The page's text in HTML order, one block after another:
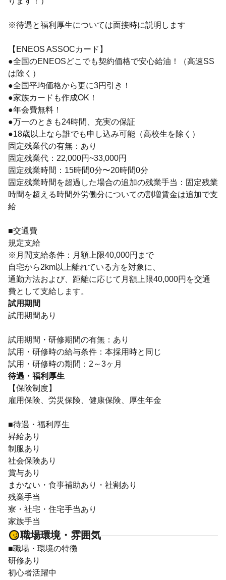
※待遇と福利厚生については面接時に説明します
【ENEOS ASSOCカード】
●全国のENEOSどこでも契約価格で安心給油！（高速SS
は除く）
●全国平均価格から更に3円引き！
●家族カードも作成OK！
●年会費無料！
●万一のときも24時間、充実の保証
●18歳以上なら誰でも申し込み可能（高校生を除く）
固定残業代の有無：あり
固定残業代：22,000円~33,000円
固定残業時間：15時間0分〜20時間0分
固定残業時間を超過した場合の追加の残業手当：固定残業
時間を超える時間外労働分についての割増賃金は追加で支
給
■交通費
規定支給
※月間支給条件：月額上限40,000円まで
自宅から2km以上離れている方を対象に、
通勤方法および、距離に応じて月額上限40,000円を交通
費として支給します。
試用期間
試用期間あり
試用期間・研修期間の有無：あり
試用・研修時の給与条件：本採用時と同じ
試用・研修時の期間：2～3ヶ月
待遇・福利厚生
【保険制度】
雇用保険、労災保険、健康保険、厚生年金
■待遇・福利厚生
昇給あり
制服あり
社会保険あり
賞与あり
まかない・食事補助あり・社割あり
残業手当
寮・社宅・住宅手当あり
家族手当
職場環境・雰囲気
■職場・環境の特徴
研修あり
初心者活躍中